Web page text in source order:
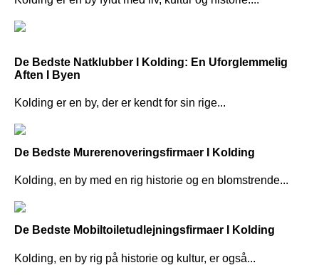
De Bedste Natklubber I Kolding: En Uforglemmelig
Aften I Byen
Kolding er en by, der er kendt for sin rige...
De Bedste Murerenoveringsfirmaer I Kolding
Kolding, en by med en rig historie og en blomstrende...
De Bedste Mobiltoiletudlejningsfirmaer I Kolding
Kolding, en by rig på historie og kultur, er også...